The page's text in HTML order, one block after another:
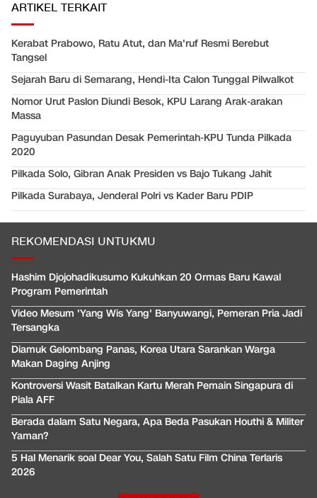
ARTIKEL TERKAIT
Kerabat Prabowo, Ratu Atut, dan Ma'ruf Resmi Berebut
Tangsel
Sejarah Baru di Semarang, Hendi-Ita Calon Tunggal Pilwalkot
Nomor Urut Paslon Diundi Besok, KPU Larang Arak-arakan
Massa
Paguyuban Pasundan Desak Pemerintah-KPU Tunda Pilkada
2020
Pilkada Solo, Gibran Anak Presiden vs Bajo Tukang Jahit
Pilkada Surabaya, Jenderal Polri vs Kader Baru PDIP
REKOMENDASI UNTUKMU
Hashim Djojohadikusumo Kukuhkan 20 Ormas Baru Kawal
Program Pemerintah
Video Mesum 'Yang Wis Yang' Banyuwangi, Pemeran Pria Jadi
Tersangka
Diamuk Gelombang Panas, Korea Utara Sarankan Warga
Makan Daging Anjing
Kontroversi Wasit Batalkan Kartu Merah Pemain Singapura di
Piala AFF
Berada dalam Satu Negara, Apa Beda Pasukan Houthi & Militer
Yaman?
5 Hal Menarik soal Dear You, Salah Satu Film China Terlaris
2026